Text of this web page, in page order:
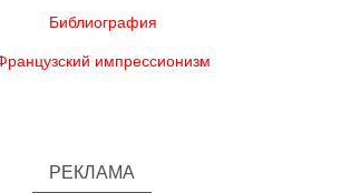
Библиография
импрессионизм
РЕКЛАМА